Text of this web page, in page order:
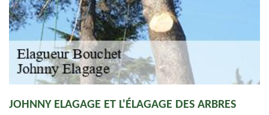
JOHNNY ELAGAGE ET L'ÉLAGAGE DES ARBRES